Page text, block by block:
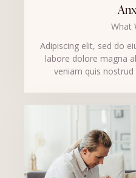
What
Adipiscing elit, sed do
labore dolore magna
veniam quis